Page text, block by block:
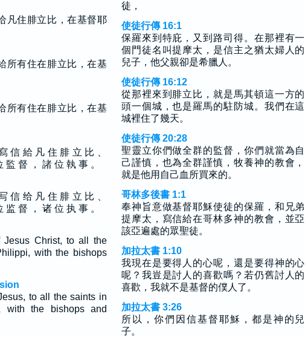
凡住腓立比，在基督耶
所有住在腓立比，在基
所有住在腓立比，在基
信 給 凡 住 腓 立 比 、
督 ， 諸 位 執 事 。
信 给 凡 住 腓 立 比 、
督 ， 诸 位 执 事 。
Jesus Christ, to all the
with the bishops
to all the saints in
with the bishops and
徒，
使徒行傳 16:1
保羅來到特庇，又到路司得。在那裡有一
個門徒名叫提摩太，是信主之猶太婦人的
兒子，他父親卻是希臘人。
使徒行傳 16:12
從那裡來到腓立比，就是馬其頓這一方的
頭一個城，也是羅馬的駐防城。我們在這
城裡住了幾天。
使徒行傳 20:28
聖靈立你們做全群的監督，你們就當為自
己謹慎，也為全群謹慎，牧養神的教會，
就是他用自己血所買來的。
哥林多後書 1:1
奉神旨意做基督耶穌使徒的保羅，和兄弟
提摩太，寫信給在哥林多神的教會，並亞
該亞遍處的眾聖徒。
加拉太書 1:10
我現在是要得人的心呢，還是要得神的心
呢？我豈是討人的喜歡嗎？若仍舊討人的
喜歡，我就不是基督的僕人了。
加拉太書 3:26
所以，你們因信基督耶穌，都是神的兒
子。